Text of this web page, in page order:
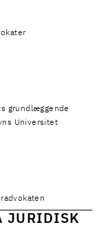
grundlæggende
Universitet
JURIDISK